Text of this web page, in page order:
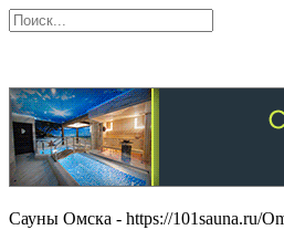
Сауны Омска - https://101sauna.ru/